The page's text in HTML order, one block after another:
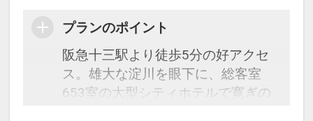
プランのポイント
阪急十三駅より徒歩5分の好アクセ
ス。雄大な淀川を眼下に、総客室
653室の大型シティホテルで寛ぎの